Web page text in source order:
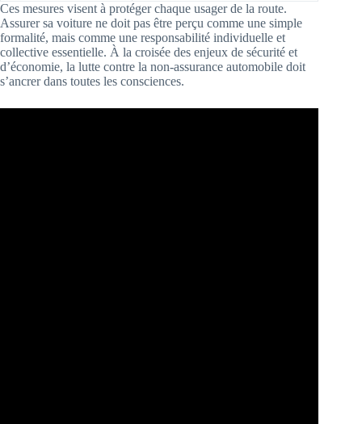
Ces mesures visent à protéger chaque usager de la route.
Assurer sa voiture ne doit pas être perçu comme une simple
formalité, mais comme une responsabilité individuelle et
collective essentielle. À la croisée des enjeux de sécurité et
d’économie, la lutte contre la non-assurance automobile doit
s’ancrer dans toutes les consciences.